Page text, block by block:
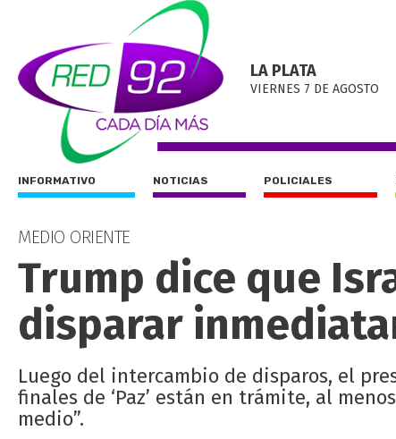
LA PLATA
VIERNES 7 DE AGOSTO
INFORMATIVO NOTICIAS POLICIALES
MEDIO ORIENTE
Trump dice que
disparar
Luego del intercambio de disparos, el
finales de ‘Paz’ están en trámite, al
medio”.